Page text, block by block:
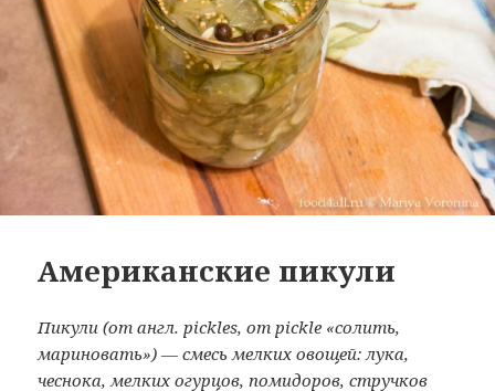
Американские пикули
Пикули (от англ. pickles, от pickle «солить,
мариновать») — смесь мелких овощей: лука,
чеснока, мелких огурцов, помидоров, стручков